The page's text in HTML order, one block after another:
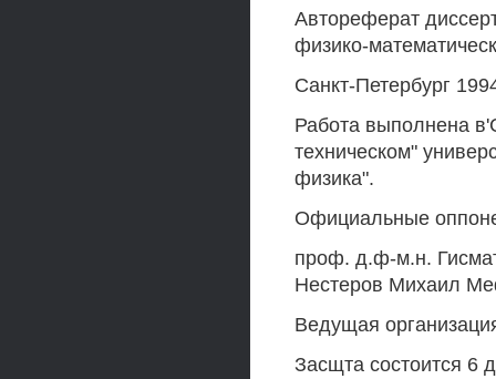
Автореферат
физико-
Санкт-Петербург
Работа выполнена
техническом"
физика".
Официальные
проф. д.ф-м.н.
Нестеров Михаил
Ведущая
Засщта состоится 6